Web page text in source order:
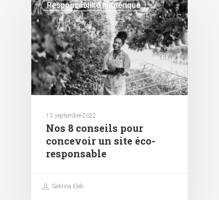
Responsabilité numérique
13 septembre 2022
Nos 8 conseils pour
concevoir un site éco-
responsable
Sabrina Eleb